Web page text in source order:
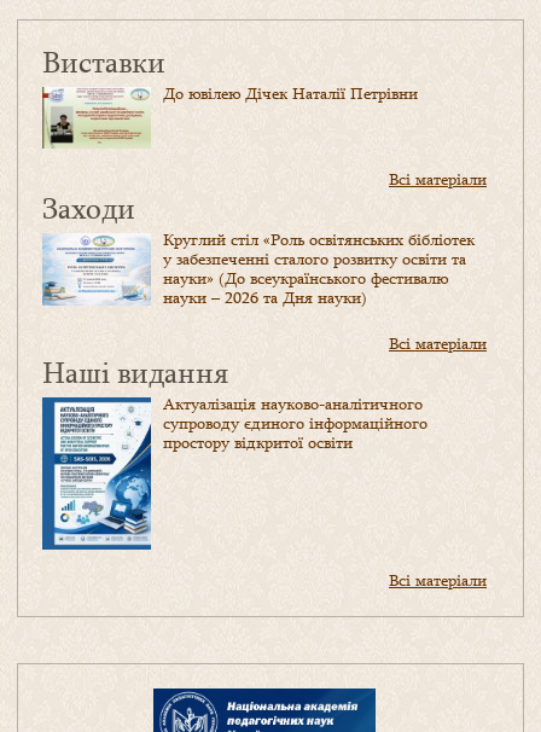
Виставки
До ювілею Дічек Наталії Петрівни
Всі матеріали
Заходи
Круглий стіл «Роль освітянських бібліотек
у забезпеченні сталого розвитку освіти та
науки» (До всеукраїнського фестивалю
науки – 2026 та Дня науки)
Всі матеріали
Наші видання
Актуалізація науково-аналітичного
супроводу єдиного інформаційного
простору відкритої освіти
Всі матеріали